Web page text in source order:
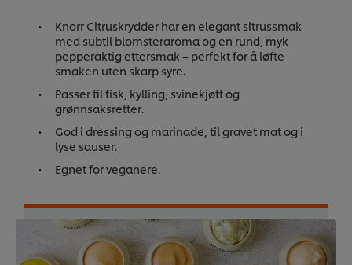
Knorr Citruskrydder har en elegant sitrussmak
med subtil blomsteraroma og en rund, myk
pepperaktig ettersmak – perfekt for å løfte
smaken uten skarp syre.
Passer til fisk, kylling, svinekjøtt og
grønnsaksretter.
God i dressing og marinade, til gravet mat og i
lyse sauser.
Egnet for veganere.